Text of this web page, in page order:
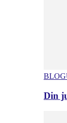
Din